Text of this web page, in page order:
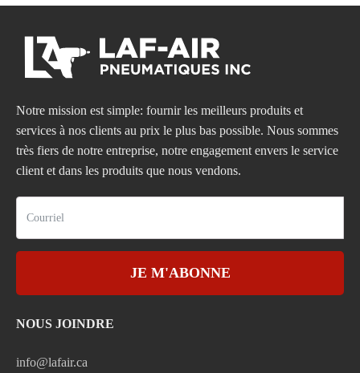
Notre mission est simple: fournir les meilleurs produits et
services à nos clients au prix le plus bas possible. Nous sommes
très fiers de notre entreprise, notre engagement envers le service
client et dans les produits que nous vendons.
JE M'ABONNE
NOUS JOINDRE
info@lafair.ca